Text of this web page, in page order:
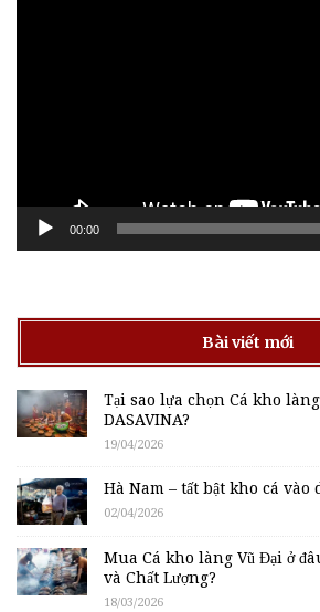
00:00
Bài viết mới
Tại sao lựa chọn Cá kho
DASAVINA?
19/04/2026
Hà Nam – tất bật kho cá vào
02/04/2026
Mua Cá kho làng Vũ Đại ở
và Chất Lượng?
18/03/2026